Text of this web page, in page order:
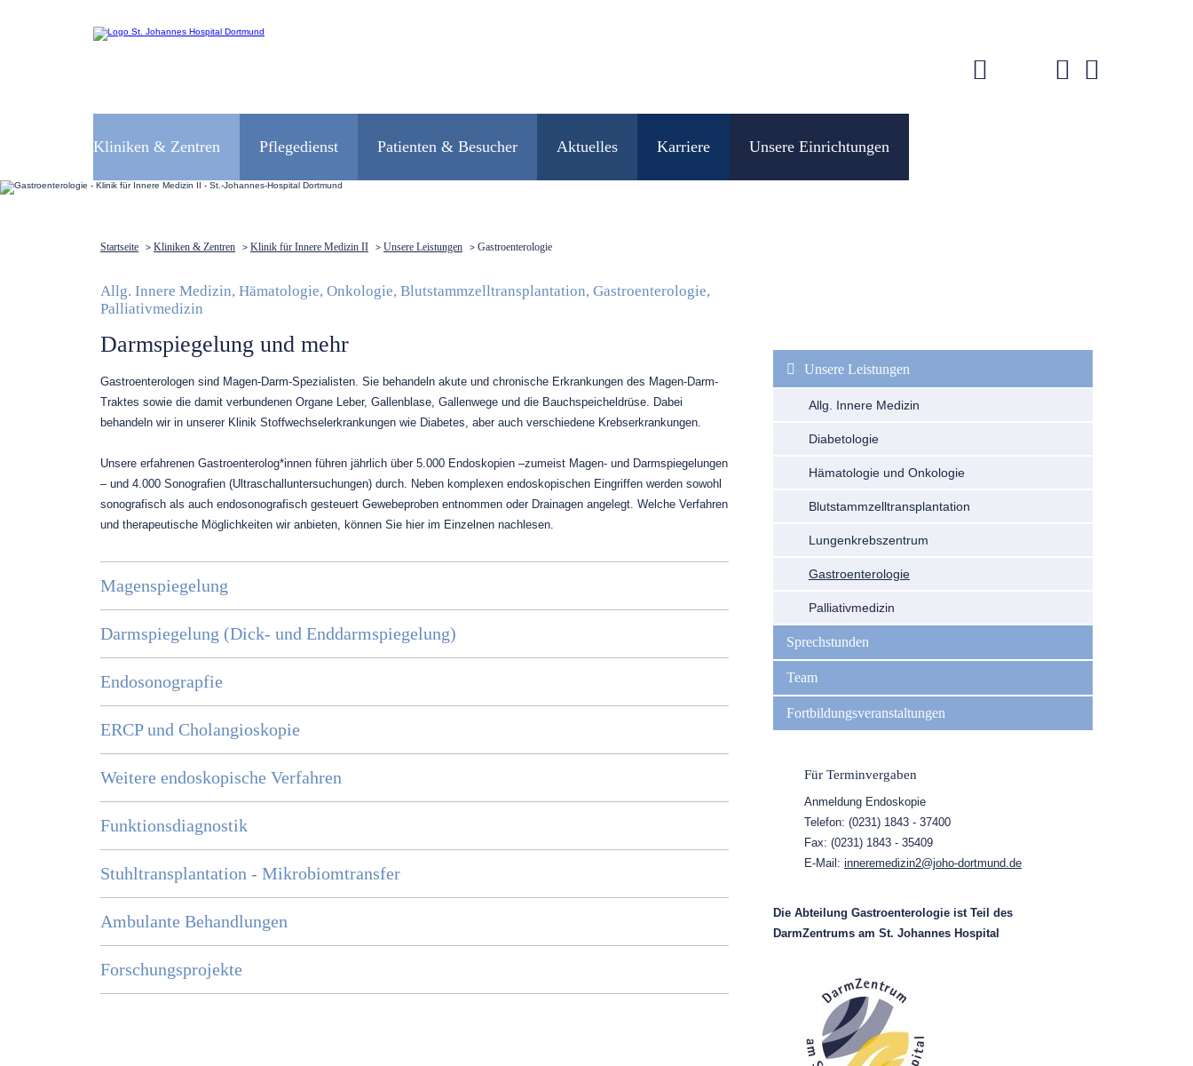
Kliniken & Zentren Pflegedienst Patienten & Besucher Aktuelles Karriere Unsere Einrichtungen
Startseite > Kliniken & Zentren > Klinik für Innere Medizin II > Unsere Leistungen > Gastroenterologie
Allg. Innere Medizin, Hämatologie, Onkologie, Blutstammzelltransplantation, Gastroenterologie,
Palliativmedizin
Darmspiegelung und mehr
Gastroenterologen sind Magen-Darm-Spezialisten. Sie behandeln akute und chronische Erkrankungen des Magen-Darm-
Traktes sowie die damit verbundenen Organe Leber, Gallenblase, Gallenwege und die Bauchspeicheldrüse. Dabei
behandeln wir in unserer Klinik Stoffwechselerkrankungen wie Diabetes, aber auch verschiedene Krebserkrankungen.
Unsere erfahrenen Gastroenterolog*innen führen jährlich über 5.000 Endoskopien –zumeist Magen- und Darmspiegelungen
– und 4.000 Sonografien (Ultraschalluntersuchungen) durch. Neben komplexen endoskopischen Eingriffen werden sowohl
sonografisch als auch endosonografisch gesteuert Gewebeproben entnommen oder Drainagen angelegt. Welche Verfahren
und therapeutische Möglichkeiten wir anbieten, können Sie hier im Einzelnen nachlesen.
Magenspiegelung
Darmspiegelung (Dick- und Enddarmspiegelung)
Endosonograpfie
ERCP und Cholangioskopie
Weitere endoskopische Verfahren
Funktionsdiagnostik
Stuhltransplantation - Mikrobiomtransfer
Ambulante Behandlungen
Forschungsprojekte
überspringenUnsere Leistungen
Allg. Innere Medizin
Diabetologie
Hämatologie und Onkologie
Blutstammzelltransplantation
Lungenkrebszentrum
Gastroenterologie
Palliativmedizin
Sprechstunden
Team
Fortbildungsveranstaltungen
Für Terminvergaben
Anmeldung Endoskopie
Telefon: (0231) 1843 - 37400
Fax: (0231) 1843 - 35409
E-Mail: inneremedizin2@joho-dortmund.de
Die Abteilung Gastroenterologie ist Teil des
DarmZentrums am St. Johannes Hospital